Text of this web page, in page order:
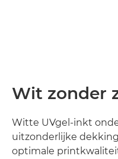
Wit zonder
Witte UVgel-inkt
uitzonderlijke
optimale